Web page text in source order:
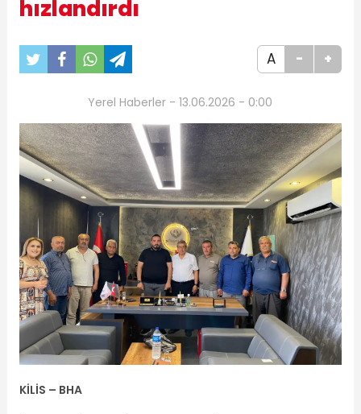
hızlandırdı
A - +
Yerel Haberler - 13.06.2026 - 0:00
KİLİS – BHA